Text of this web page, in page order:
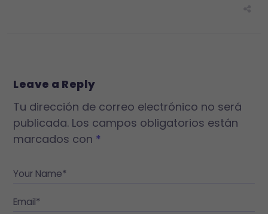
Leave a Reply
Tu dirección de correo electrónico no será
publicada. Los campos obligatorios están
marcados con *
Your Name*
Email*